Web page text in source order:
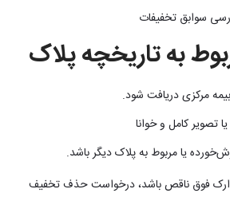
سوابق تخفیفات
به تاریخچه پلاک
بیمه مرکزی دریافت شود.
یا مربوط به پلاک دیگر باشد.
فوق ناقص باشد، درخواست حذف تخفیف